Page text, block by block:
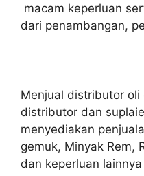
macam keperluan
dari penambangan,
Menjual distributor oli
distributor dan
menyediakan
gemuk, Minyak Rem,
dan keperluan